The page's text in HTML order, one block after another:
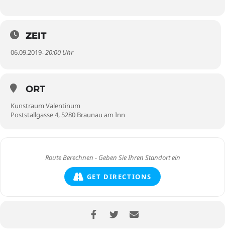
ZEIT
06.09.2019- 20:00 Uhr
ORT
Kunstraum Valentinum
Poststallgasse 4, 5280 Braunau am Inn
GET DIRECTIONS